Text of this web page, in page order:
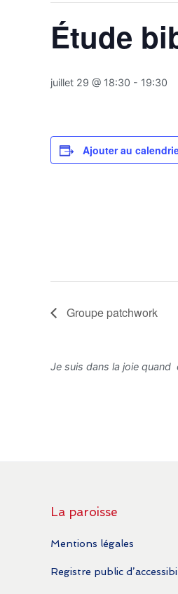
Étude
juillet 29 @ 18:30 - 19:30
Ajouter au
Groupe patchwork
Je suis dans la joie quand
La paroisse
Mentions légales
Registre public